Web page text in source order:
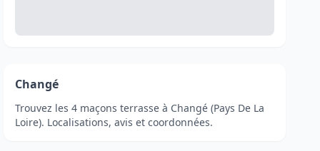
Changé
Trouvez les 4 maçons terrasse à Changé (Pays De La
Loire). Localisations, avis et coordonnées.